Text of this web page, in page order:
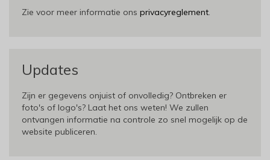
Zie voor meer informatie ons privacyreglement
Updates
Zijn er gegevens onjuist of onvolledig? Ontbreken er
foto's of logo's? Laat het ons weten! We zullen
ontvangen informatie na controle zo snel mogelijk op de
website publiceren.